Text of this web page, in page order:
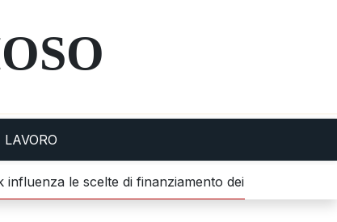
LAVORO
le scelte di finanziamento dei giovani |